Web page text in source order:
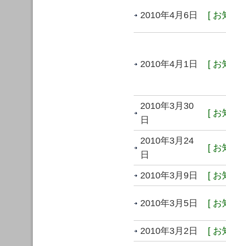
2010年4月6日 [ お
2010年4月1日 [ お
2010年3月30
日
[ お
2010年3月24
日
[ お
2010年3月9日 [ お
2010年3月5日 [ お
2010年3月2日 [ お